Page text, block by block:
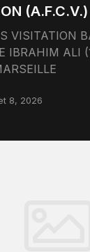
(A.F.C.V.)
VISITATION
IBRAHIM ALI
8, 2026